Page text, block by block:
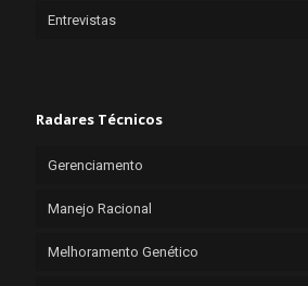
Entrevistas
Radares Técnicos
Gerenciamento
Manejo Racional
Melhoramento Genético